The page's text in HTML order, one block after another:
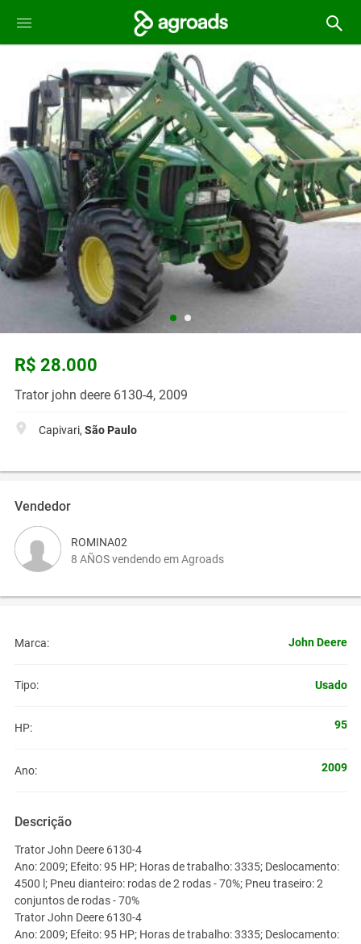
R$ 28.000
Trator john deere 6130-4, 2009
Capivari, São Paulo
Vendedor
ROMINA02
8 AÑOS vendendo em Agroads
Marca: John Deere
Tipo: Usado
HP: 95
Ano: 2009
Descrição
Trator John Deere 6130-4
Ano: 2009; Efeito: 95 HP; Horas de trabalho: 3335; Deslocamento:
4500 l; Pneu dianteiro: rodas de 2 rodas - 70%; Pneu traseiro: 2
conjuntos de rodas - 70%
Trator John Deere 6130-4
Ano: 2009; Efeito: 95 HP; Horas de trabalho: 3335; Deslocamento: